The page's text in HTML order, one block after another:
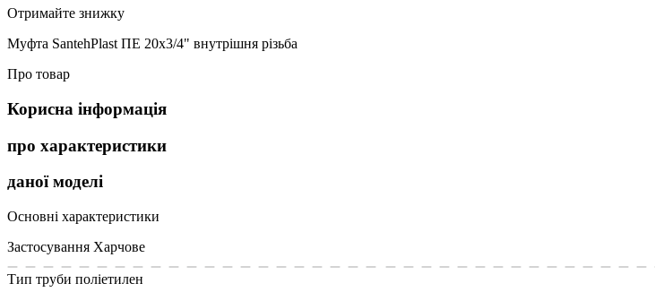
Отримайте знижку
Муфта SantehPlast ПЕ 20x3/4" внутрішня різьба
Про товар
Корисна інформація
про характеристики
даної моделі
Основні характеристики
Застосування Харчове
Тип труби поліетилен